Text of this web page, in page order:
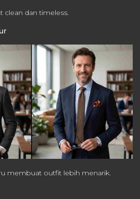
clean dan timeless.
membuat outfit lebih menarik.